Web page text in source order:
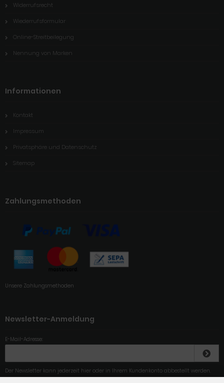
Widerrufsrecht
Wiederrufsformular
Online-Streitbeilegung
Nennung von Marken
Informationen
Kontakt
Impressum
Privatsphäre und Datenschutz
Sitemap
Zahlungsmethoden
Unsere Zahlungsmethoden
Newsletter-Anmeldung
E-Mail-Adresse:
Der Newsletter kann jederzeit hier oder in Ihrem Kundenkonto abbestellt werden.